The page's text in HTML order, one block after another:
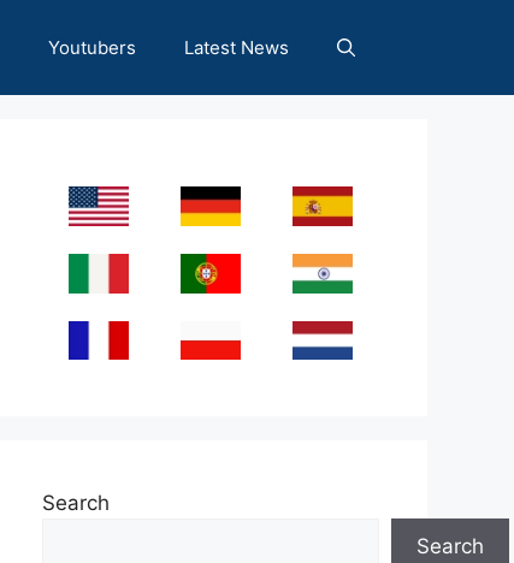
Youtubers Latest News
Search
Search